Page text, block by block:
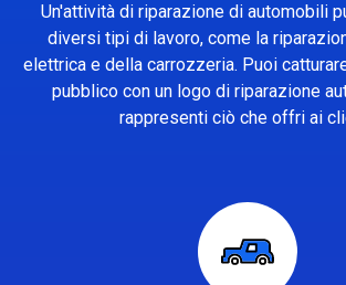
Un'attività di riparazione di automobili
diversi tipi di lavoro, come la
elettrica e della carrozzeria. Puoi
pubblico con un logo di riparazione
rappresenti ciò che offri ai